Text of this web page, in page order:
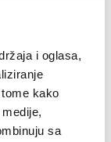
i oglasa,
kako
sa
OBAVESTI ME